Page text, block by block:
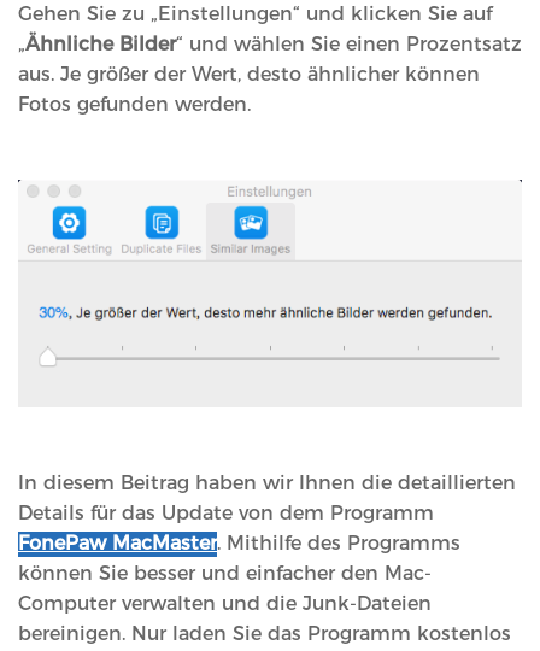
Gehen Sie zu „Einstellungen“ und klicken Sie auf
„Ähnliche Bilder“ und wählen Sie einen Prozentsatz
aus. Je größer der Wert, desto ähnlicher können
Fotos gefunden werden.
In diesem Beitrag haben wir Ihnen die detaillierten
Details für das Update von dem Programm
FonePaw MacMaster. Mithilfe des Programms
können Sie besser und einfacher den Mac-
Computer verwalten und die Junk-Dateien
bereinigen. Nur laden Sie das Programm kostenlos